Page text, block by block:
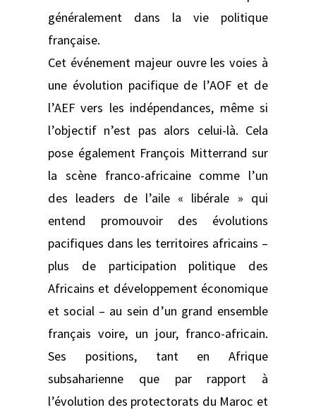
généralement dans la vie politique
française.
Cet événement majeur ouvre les voies à
une évolution pacifique de l’AOF et de
l’AEF vers les indépendances, même si
l’objectif n’est pas alors celui-là. Cela
pose également François Mitterrand sur
la scène franco-africaine comme l’un
des leaders de l’aile « libérale » qui
entend promouvoir des évolutions
pacifiques dans les territoires africains –
plus de participation politique des
Africains et développement économique
et social – au sein d’un grand ensemble
français voire, un jour, franco-africain.
Ses positions, tant en Afrique
subsaharienne que par rapport à
l’évolution des protectorats du Maroc et